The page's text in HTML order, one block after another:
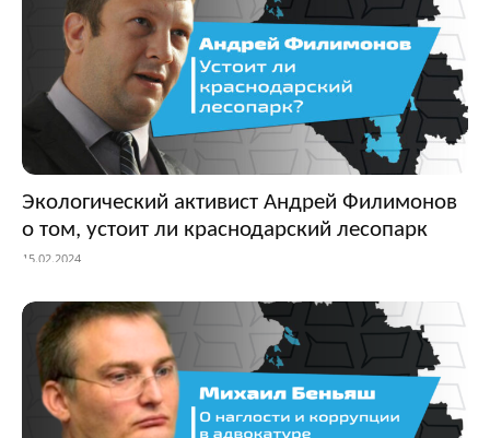
Экологический активист Андрей Филимонов
о том, устоит ли краснодарский лесопарк
15.02.2024